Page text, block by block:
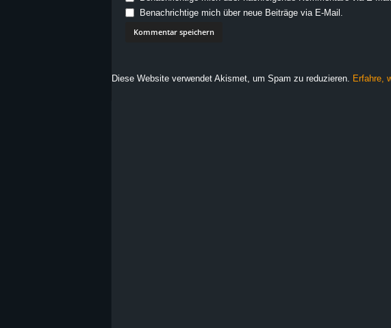
Benachrichtige mich über neue Beiträge via E-Mail.
Diese Website verwendet Akismet, um Spam zu reduzieren. Erfahre,